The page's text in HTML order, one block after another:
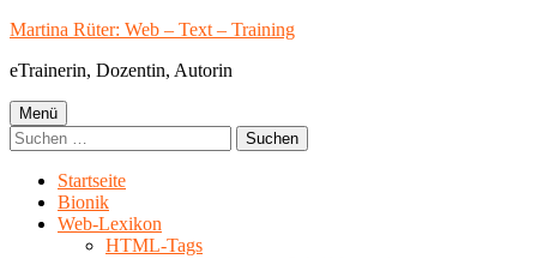
Springe
Inhalt
Martina Rüter: Web – Text – Training
eTrainerin, Dozentin, Autorin
Primäres
Menü
Menü
Suchen
nach:
Startseite
Bionik
Web-Lexikon
HTML-Tags